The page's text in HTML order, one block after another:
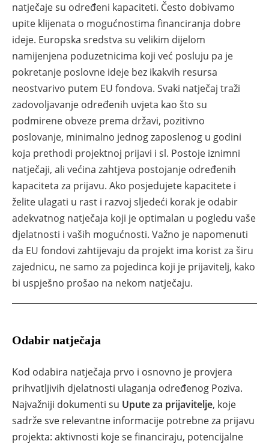
natječaje su određeni kapaciteti. Često dobivamo
upite klijenata o mogućnostima financiranja dobre
ideje. Europska sredstva su velikim dijelom
namijenjena poduzetnicima koji već posluju pa je
pokretanje poslovne ideje bez ikakvih resursa
neostvarivo putem EU fondova. Svaki natječaj traži
zadovoljavanje određenih uvjeta kao što su
podmirene obveze prema državi, pozitivno
poslovanje, minimalno jednog zaposlenog u godini
koja prethodi projektnoj prijavi i sl. Postoje iznimni
natječaji, ali većina zahtjeva postojanje određenih
kapaciteta za prijavu. Ako posjedujete kapacitete i
želite ulagati u rast i razvoj sljedeći korak je odabir
adekvatnog natječaja koji je optimalan u pogledu vaše
djelatnosti i vaših mogućnosti. Važno je napomenuti
da EU fondovi zahtijevaju da projekt ima korist za širu
zajednicu, ne samo za pojedinca koji je prijavitelj, kako
bi uspješno prošao na nekom natječaju.
Odabir natječaja
Kod odabira natječaja prvo i osnovno je provjera
prihvatljivih djelatnosti ulaganja određenog Poziva.
Najvažniji dokumenti su Upute za prijavitelje, koje
sadrže sve relevantne informacije potrebne za prijavu
projekta: aktivnosti koje se financiraju, potencijalne